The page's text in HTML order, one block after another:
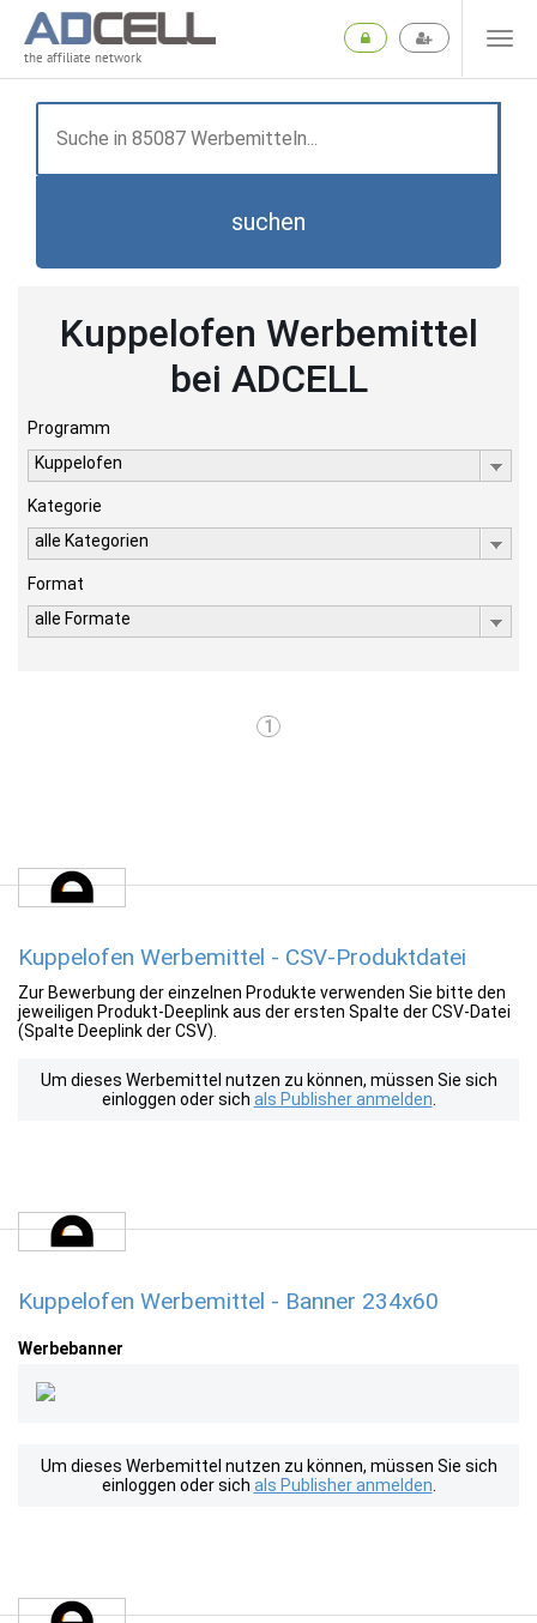
the affiliate network
suchen
Kuppelofen Werbemittel
bei ADCELL
Programm
Kuppelofen
Kategorie
alle Kategorien
Format
alle Formate
1
Kuppelofen Werbemittel - CSV-Produktdatei
Zur Bewerbung der einzelnen Produkte verwenden Sie bitte den
jeweiligen Produkt-Deeplink aus der ersten Spalte der CSV-Datei
(Spalte Deeplink der CSV).
Um dieses Werbemittel nutzen zu können, müssen Sie sich
einloggen oder sich als Publisher anmelden
Kuppelofen Werbemittel - Banner 234x60
Werbebanner
Um dieses Werbemittel nutzen zu können, müssen Sie sich
einloggen oder sich als Publisher anmelden